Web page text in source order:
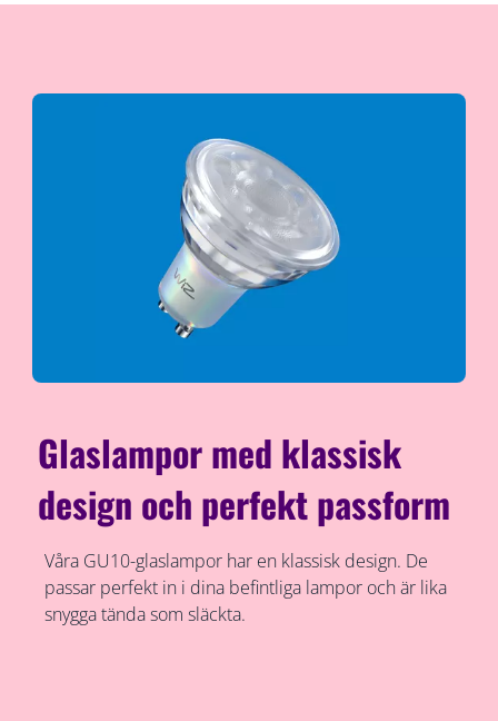
Glaslampor med klassisk
design och perfekt passform
Våra GU10-glaslampor har en klassisk design. De
passar perfekt in i dina befintliga lampor och är lika
snygga tända som släckta.